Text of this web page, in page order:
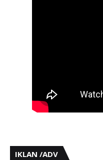
IKLAN /ADV